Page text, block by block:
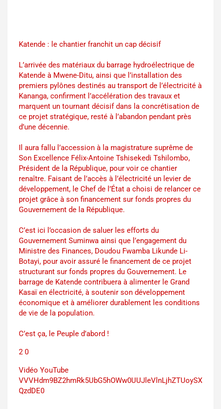
Katende : le chantier franchit un cap décisif
L’arrivée des matériaux du barrage hydroélectrique de
Katende à Mwene-Ditu, ainsi que l’installation des
premiers pylônes destinés au transport de l’électricité à
Kananga, confirment l’accélération des travaux et
marquent un tournant décisif dans la concrétisation de
ce projet stratégique, resté à l’abandon pendant près
d’une décennie.
Il aura fallu l’accession à la magistrature suprême de
Son Excellence Félix-Antoine Tshisekedi Tshilombo,
Président de la République, pour voir ce chantier
renaître. Faisant de l’accès à l’électricité un levier de
développement, le Chef de l’État a choisi de relancer ce
projet grâce à son financement sur fonds propres du
Gouvernement de la République.
C’est ici l’occasion de saluer les efforts du
Gouvernement Suminwa ainsi que l’engagement du
Ministre des Finances, Doudou Fwamba Likunde Li-
Botayi, pour avoir assuré le financement de ce projet
structurant sur fonds propres du Gouvernement. Le
barrage de Katende contribuera à alimenter le Grand
Kasaï en électricité, à soutenir son développement
économique et à améliorer durablement les conditions
de vie de la population.
C’est ça, le Peuple d’abord !
2 0
Vidéo YouTube
VVVHdm9BZ2hmRk5UbG5hOWw0UUJleVlnLjhZTUoySX
QzdDE0